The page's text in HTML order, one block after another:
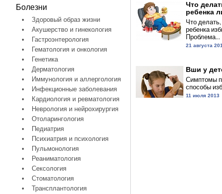
Болезни
•
Здоровый образ жизни
•
Акушерство и гинекология
•
Гастроэнтерология
•
Гематология и онкология
•
Генетика
•
Дерматология
•
Иммунология и аллергология
•
Инфекционные заболевания
•
Кардиология и ревматология
•
Неврология и нейрохирургия
•
Отоларингология
•
Педиатрия
•
Психиатрия и психология
•
Пульмонология
•
Реаниматология
•
Сексология
•
Стоматология
•
Трансплантология
Что
ребенка
Что
ребенка
Проблема...
21 августа
Вши у
Симптомы
способы
11 июля 2013